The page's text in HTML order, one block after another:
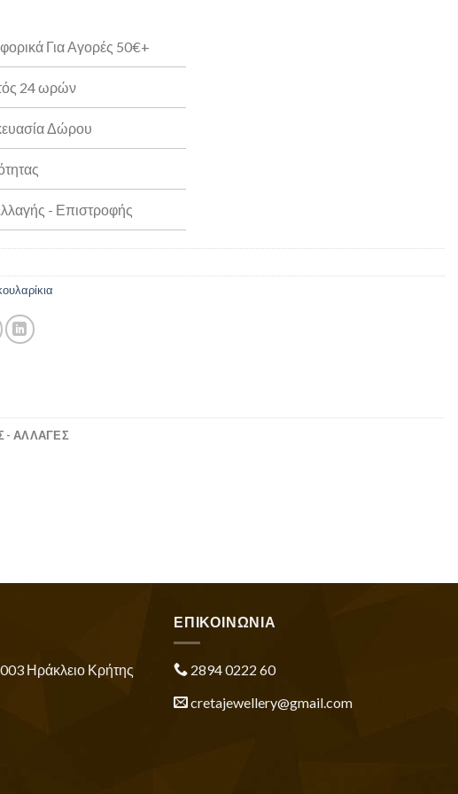
Για Αγορές 50€+
24 ωρών
Δώρου
- Επιστροφής
- ΑΛΛΑΓΕΣ
Ηράκλειο Κρήτης
ΕΠΙΚΟΙΝΩΝΙΑ
2894 0222 60
cretajewellery@gmail.com